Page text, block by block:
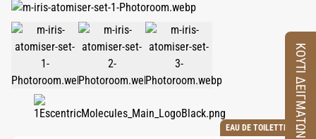
EAU DE TOILETTE ΚΟΥΤΙ ΔΕΙΓΜΑΤΩΝ